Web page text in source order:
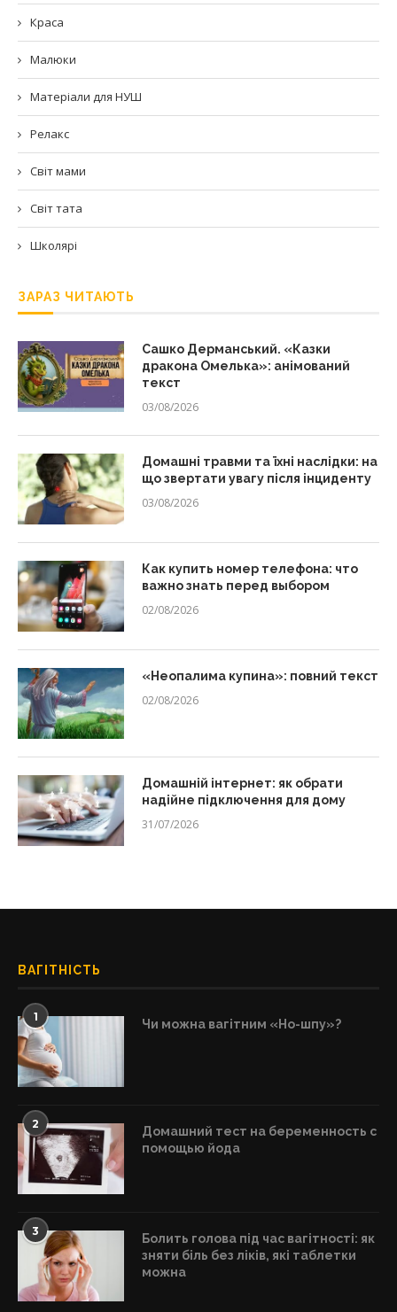
Краса
Малюки
Матеріали для НУШ
Релакс
Світ мами
Світ тата
Школярі
ЗАРАЗ ЧИТАЮТЬ
Сашко Дерманський. «Казки
дракона Омелька»: анімований
текст
03/08/2026
Домашні травми та їхні наслідки: на
що звертати увагу після інциденту
03/08/2026
Как купить номер телефона: что
важно знать перед выбором
02/08/2026
«Неопалима купина»: повний текст
02/08/2026
Домашній інтернет: як обрати
надійне підключення для дому
31/07/2026
ВАГІТНІСТЬ
1 Чи можна вагітним «Но-шпу»?
2
Домашний тест на беременность с
помощью йода
3
Болить голова під час вагітності: як
зняти біль без ліків, які таблетки
можна